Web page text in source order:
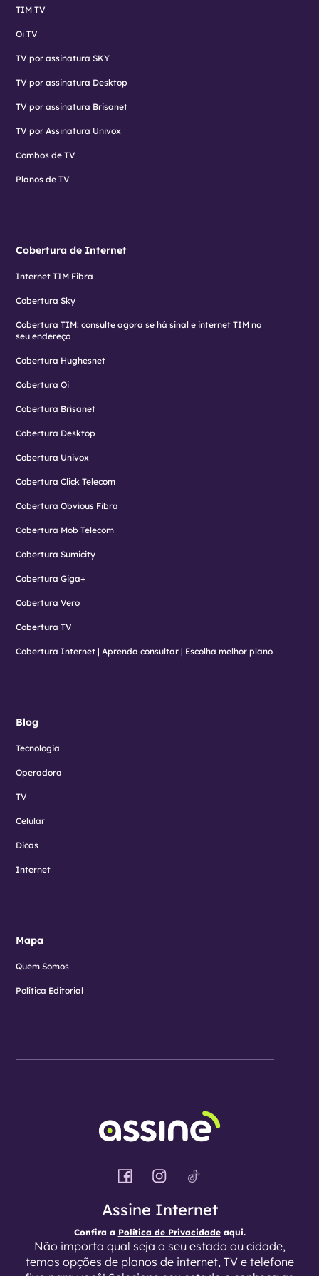
TIM TV
Oi TV
TV por assinatura SKY
TV por assinatura Desktop
TV por assinatura Brisanet
TV por Assinatura Univox
Combos de TV
Planos de TV
Cobertura de Internet
Internet TIM Fibra
Cobertura Sky
Cobertura TIM: consulte agora se há sinal e internet TIM no
seu endereço
Cobertura Hughesnet
Cobertura Oi
Cobertura Brisanet
Cobertura Desktop
Cobertura Univox
Cobertura Click Telecom
Cobertura Obvious Fibra
Cobertura Mob Telecom
Cobertura Sumicity
Cobertura Giga+
Cobertura Vero
Cobertura TV
Cobertura Internet | Aprenda consultar | Escolha melhor plano
Blog
Tecnologia
Operadora
TV
Celular
Dicas
Internet
Mapa
Quem Somos
Política Editorial
Assine Internet
Confira a Política de Privacidadeaqui.
Não importa qual seja o seu estado ou cidade,
temos opções de planos de internet, TV e telefone